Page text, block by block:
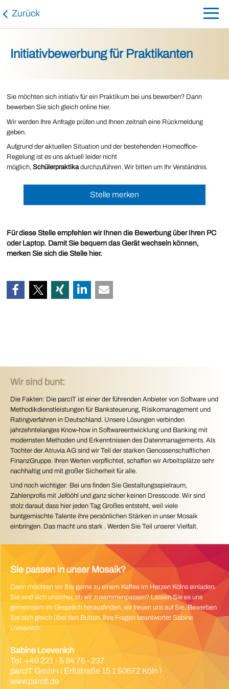
Initiativbewerbung für Praktikanten
Zurück
Sie möchten sich initiativ für ein Praktikum bei uns bewerben? Dann
bewerben Sie sich gleich online hier.
Wir werden Ihre Anfrage prüfen und Ihnen zeitnah eine Rückmeldung
geben.
Aufgrund der aktuellen Situation und der bestehenden Homeoffice-
Regelung ist es uns aktuell leider nicht
möglich,Schülerpraktikadurchzuführen. Wir bitten um Ihr Verständnis.
Stelle merken
Für diese Stelle empfehlen wir Ihnen die Bewerbung über Ihren PC
oder Laptop. Damit Sie bequem das Gerät wechseln können,
merken Sie sich die Stelle hier.
Wir sind bunt:
Die Fakten: Die parcIT ist einer der führenden Anbieter von Software und
Methodikdienstleistungen für Banksteuerung, Risikomanagement und
Ratingverfahren in Deutschland. Unsere Lösungen verbinden
jahrzehntelanges Know-how in Softwareentwicklung und Banking mit
modernsten Methoden und Erkenntnissen des Datenmanagements. Als
Tochter der Atruvia AG sind wir Teil der starken Genossenschaftlichen
FinanzGruppe. Ihren Werten verpflichtet, schaffen wir Arbeitsplätze sehr
nachhaltig und mit großer Sicherheit für alle.
Und noch wichtiger: Bei uns finden Sie Gestaltungsspielraum,
Zahlenprofis mit Jefööhl und ganz sicher keinen Dresscode. Wir sind
stolz darauf, dass hier jeden Tag Großes entsteht, weil viele
buntgemischte Talente ihre persönlichen Stärken in unser Mosaik
einbringen. Das macht uns stark . Werden Sie Teil unserer Vielfalt.
Sie passen in unser Mosaik?
Dann möchten wir Sie gerne zu einem Kaffee im Herzen Kölns einladen.
Sie sind sich unsicher, ob wir zusammenpassen? Lassen Sie es uns
gemeinsam im Gespräch herausfinden, wir freuen uns auf Sie. Bewerben
Sie sich gleich über den Button. Ihre Fragen beantwortet Sabine
Loevenich.
Sabine Loevenich
Tel. +49 221 - 5 84 75 - 237
parclT GmbH I Erftstraße 15 1 50672 Köln I
www.parcit.de